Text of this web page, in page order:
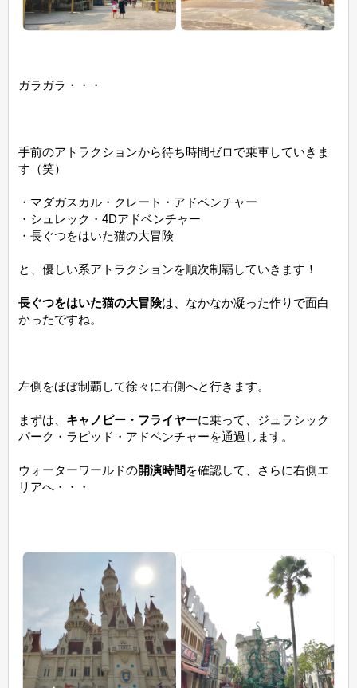
ガラガラ・・・
手前のアトラクションから待ち時間ゼロで乗車していきま
す（笑）
・マダガスカル・クレート・アドベンチャー
・シュレック・4Dアドベンチャー
・長ぐつをはいた猫の大冒険
と、優しい系アトラクションを順次制覇していきます！
長ぐつをはいた猫の大冒険は、なかなか凝った作りで面白
かったですね。
左側をほぼ制覇して徐々に右側へと行きます。
まずは、 キャノピー・フライヤーに乗って、ジュラシック
パーク・ラピッド・アドベンチャーを通過します。
ウォーターワールドの開演時間 を確認して、さらに右側エ
リアへ・・・